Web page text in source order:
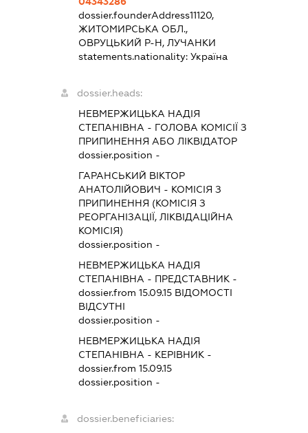
dossier.founderAddress11120,
ЖИТОМИРСЬКА ОБЛ.,
ОВРУЦЬКИЙ Р-Н, ЛУЧАНКИ
statements.nationality:Україна
dossier.heads:
НЕВМЕРЖИЦЬКА НАДІЯ
СТЕПАНІВНА - ГОЛОВА КОМІСІЇ З
ПРИПИНЕННЯ АБО ЛІКВІДАТОР
dossier.position -
ГАРАНСЬКИЙ ВІКТОР
АНАТОЛІЙОВИЧ - КОМІСІЯ З
ПРИПИНЕННЯ (КОМІСІЯ З
РЕОРГАНІЗАЦІЇ, ЛІКВІДАЦІЙНА
КОМІСІЯ)
dossier.position -
НЕВМЕРЖИЦЬКА НАДІЯ
СТЕПАНІВНА - ПРЕДСТАВНИК -
dossier.from 15.09.15 ВІДОМОСТІ
ВІДСУТНІ
dossier.position -
НЕВМЕРЖИЦЬКА НАДІЯ
СТЕПАНІВНА - КЕРІВНИК -
dossier.from 15.09.15
dossier.position -
dossier.beneficiaries: